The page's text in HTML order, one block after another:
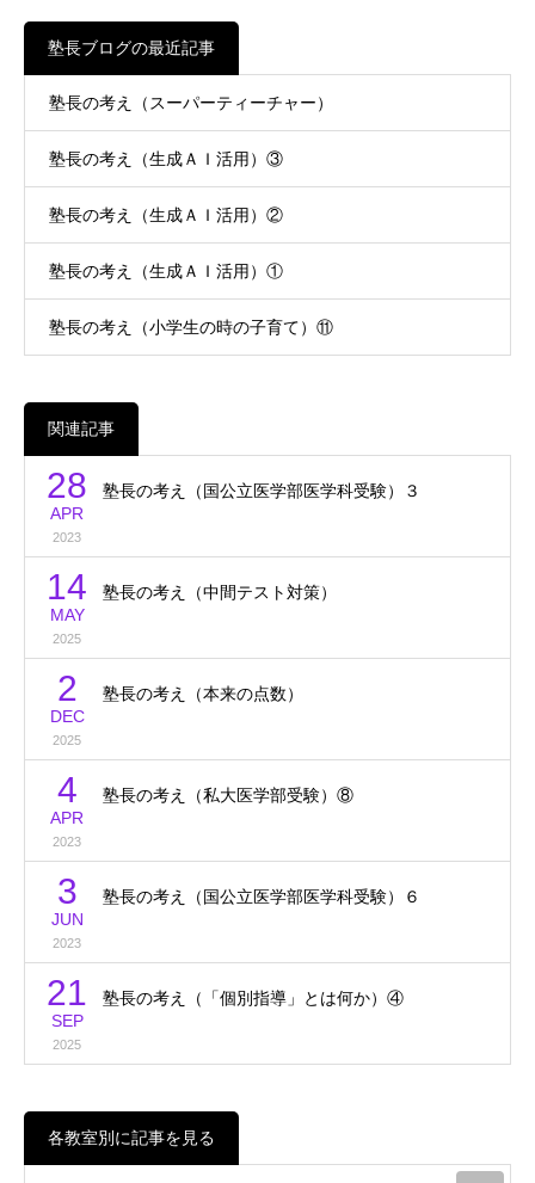
塾長ブログの最近記事
塾長の考え（スーパーティーチャー）
塾長の考え（生成ＡＩ活用）③
塾長の考え（生成ＡＩ活用）②
塾長の考え（生成ＡＩ活用）①
塾長の考え（小学生の時の子育て）⑪
関連記事
28
APR
2023
塾長の考え（国公立医学部医学科受験）３
14
MAY
2025
塾長の考え（中間テスト対策）
2
DEC
2025
塾長の考え（本来の点数）
4
APR
2023
塾長の考え（私大医学部受験）⑧
3
JUN
2023
塾長の考え（国公立医学部医学科受験）６
21
SEP
2025
塾長の考え（「個別指導」とは何か）④
各教室別に記事を見る